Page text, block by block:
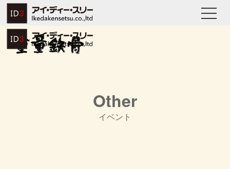
Other
イベント